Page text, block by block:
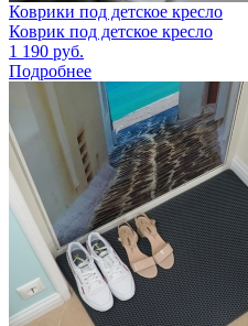
Коврики под детское кресло
Коврик под детское кресло
1 190 руб.
Подробнее